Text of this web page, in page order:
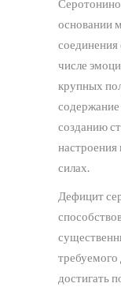
основании
числе
крупных
содержание
созданию
силах.
Дефицит
требуемого
достигать